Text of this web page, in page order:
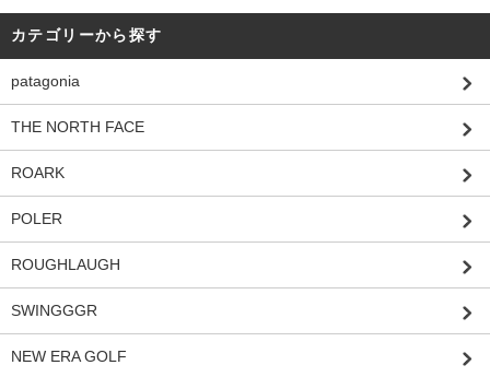
カテゴリーから探す
patagonia
THE NORTH FACE
ROARK
POLER
ROUGHLAUGH
SWINGGGR
NEW ERA GOLF